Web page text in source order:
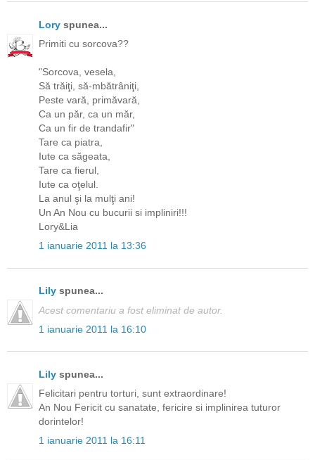
Lory spunea...
Primiti cu sorcova??
"Sorcova, vesela,
Să trăiţi, să-mbătrâniţi,
Peste vară, primăvară,
Ca un păr, ca un măr,
Ca un fir de trandafir"
Tare ca piatra,
Iute ca săgeata,
Tare ca fierul,
Iute ca oţelul.
La anul şi la mulţi ani!
Un An Nou cu bucurii si impliniri!!!
Lory&Lia
1 ianuarie 2011 la 13:36
Lily spunea...
Acest comentariu a fost eliminat de autor.
1 ianuarie 2011 la 16:10
Lily spunea...
Felicitari pentru torturi, sunt extraordinare!
An Nou Fericit cu sanatate, fericire si implinirea tuturor
dorintelor!
1 ianuarie 2011 la 16:11